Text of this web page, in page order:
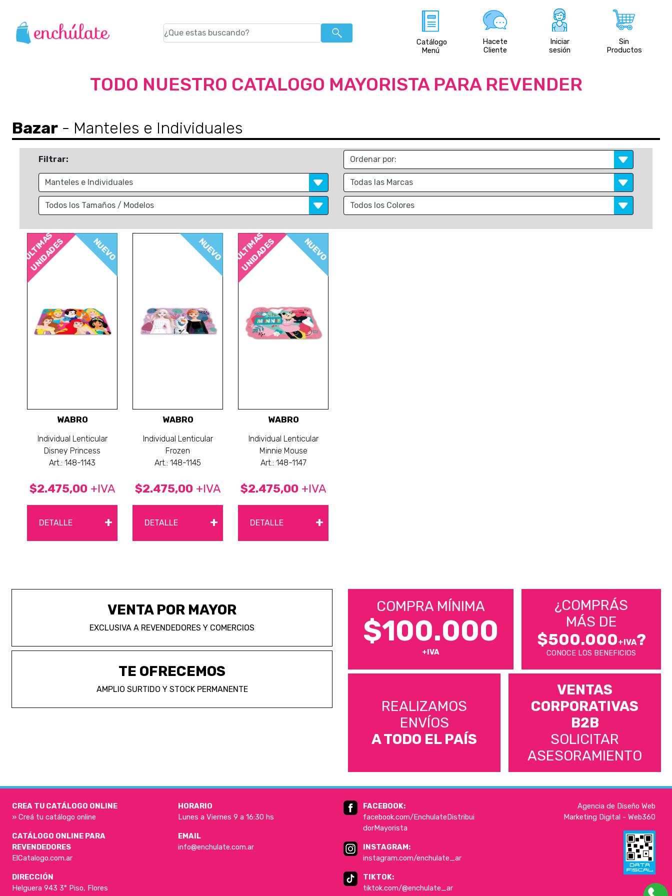
Catálogo
Menú
Hacete
Cliente
Iniciar
sesión
Sin
Productos
TODO NUESTRO CATALOGO MAYORISTA PARA REVENDER
Bazar - Manteles e Individuales
Filtrar:
ÚLTIMAS
UNIDADES NUEVO
WABRO
Individual Lenticular
Disney Princess
Art.: 148-1143
$2.475,00 +IVA
DETALLE +
NUEVO
WABRO
Individual Lenticular
Frozen
Art.: 148-1145
$2.475,00 +IVA
DETALLE +
ÚLTIMAS
UNIDADES NUEVO
WABRO
Individual Lenticular
Minnie Mouse
Art.: 148-1147
$2.475,00 +IVA
DETALLE +
VENTA POR MAYOR
EXCLUSIVA A REVENDEDORES Y COMERCIOS
TE OFRECEMOS
AMPLIO SURTIDO Y STOCK PERMANENTE
COMPRA MÍNIMA
$100.000
+IVA
¿COMPRÁS
MÁS DE
$500.000+IVA?
CONOCE LOS BENEFICIOS
REALIZAMOS
ENVÍOS
A TODO EL PAÍS
VENTAS
CORPORATIVAS
B2B
SOLICITAR
ASESORAMIENTO
CREA TU CATÁLOGO ONLINE
» Creá tu catálogo online
CATÁLOGO ONLINE PARA
REVENDEDORES
ElCatalogo.com.ar
DIRECCIÓN
Helguera 943 3° Piso, Flores
HORARIO
Lunes a Viernes 9 a 16:30 hs
EMAIL
info@enchulate.com.ar
FACEBOOK:
facebook.com/EnchulateDistribui
dorMayorista
INSTAGRAM:
instagram.com/enchulate_ar
TIKTOK:
tiktok.com/@enchulate_ar
Agencia de Diseño Web
Marketing Digital - Web360